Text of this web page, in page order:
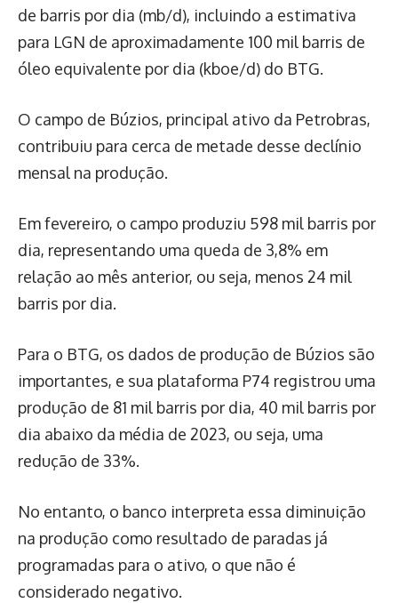
de barris por dia (mb/d), incluindo a estimativa
para LGN de aproximadamente 100 mil barris de
óleo equivalente por dia (kboe/d) do BTG.
O campo de Búzios, principal ativo da Petrobras,
contribuiu para cerca de metade desse declínio
mensal na produção.
Em fevereiro, o campo produziu 598 mil barris por
dia, representando uma queda de 3,8% em
relação ao mês anterior, ou seja, menos 24 mil
barris por dia.
Para o BTG, os dados de produção de Búzios são
importantes, e sua plataforma P74 registrou uma
produção de 81 mil barris por dia, 40 mil barris por
dia abaixo da média de 2023, ou seja, uma
redução de 33%.
No entanto, o banco interpreta essa diminuição
na produção como resultado de paradas já
programadas para o ativo, o que não é
considerado negativo.